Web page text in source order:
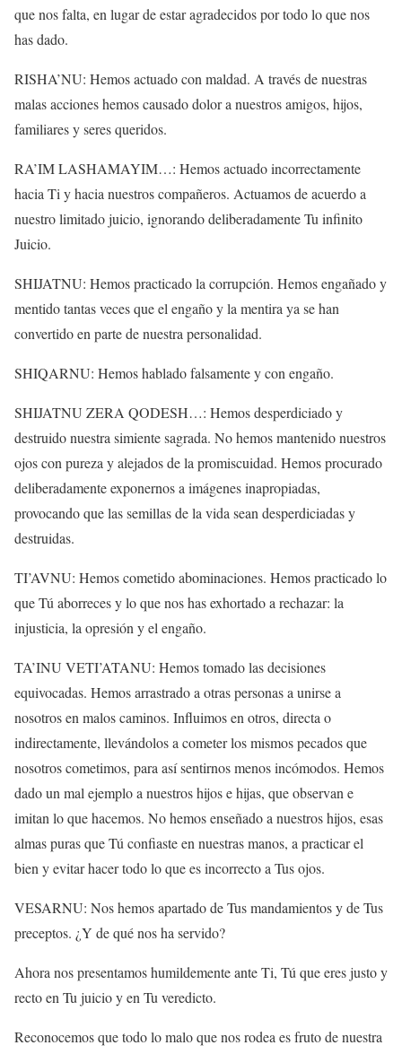
que nos falta, en lugar de estar agradecidos por todo lo que nos
has dado.
RISHA’NU: Hemos actuado con maldad. A través de nuestras
malas acciones hemos causado dolor a nuestros amigos, hijos,
familiares y seres queridos.
RA’IM LASHAMAYIM…: Hemos actuado incorrectamente
hacia Ti y hacia nuestros compañeros. Actuamos de acuerdo a
nuestro limitado juicio, ignorando deliberadamente Tu infinito
Juicio.
SHIJATNU: Hemos practicado la corrupción. Hemos engañado y
mentido tantas veces que el engaño y la mentira ya se han
convertido en parte de nuestra personalidad.
SHIQARNU: Hemos hablado falsamente y con engaño.
SHIJATNU ZERA QODESH…: Hemos desperdiciado y
destruido nuestra simiente sagrada. No hemos mantenido nuestros
ojos con pureza y alejados de la promiscuidad. Hemos procurado
deliberadamente exponernos a imágenes inapropiadas,
provocando que las semillas de la vida sean desperdiciadas y
destruidas.
TI’AVNU: Hemos cometido abominaciones. Hemos practicado lo
que Tú aborreces y lo que nos has exhortado a rechazar: la
injusticia, la opresión y el engaño.
TA’INU VETI’ATANU: Hemos tomado las decisiones
equivocadas. Hemos arrastrado a otras personas a unirse a
nosotros en malos caminos. Influimos en otros, directa o
indirectamente, llevándolos a cometer los mismos pecados que
nosotros cometimos, para así sentirnos menos incómodos. Hemos
dado un mal ejemplo a nuestros hijos e hijas, que observan e
imitan lo que hacemos. No hemos enseñado a nuestros hijos, esas
almas puras que Tú confiaste en nuestras manos, a practicar el
bien y evitar hacer todo lo que es incorrecto a Tus ojos.
VESARNU: Nos hemos apartado de Tus mandamientos y de Tus
preceptos. ¿Y de qué nos ha servido?
Ahora nos presentamos humildemente ante Ti, Tú que eres justo y
recto en Tu juicio y en Tu veredicto.
Reconocemos que todo lo malo que nos rodea es fruto de nuestra